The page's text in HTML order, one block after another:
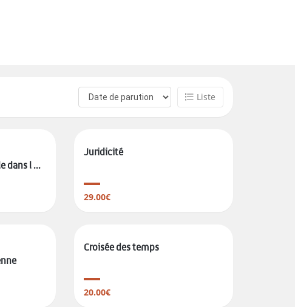
Liste
dans l ...
Juridicité
29.00€
Croisée des temps
20.00€